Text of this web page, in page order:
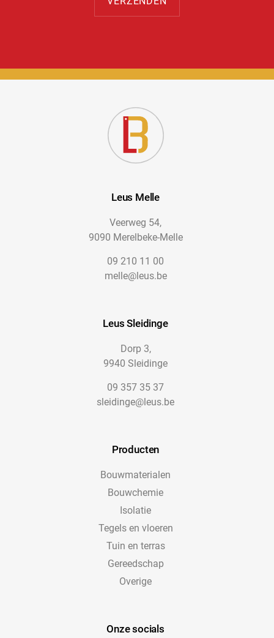
Leus Melle
Veerweg 54,
9090 Merelbeke-Melle
09 210 11 00
melle@leus.be
Leus Sleidinge
Dorp 3,
9940 Sleidinge
09 357 35 37
sleidinge@leus.be
Producten
Bouwmaterialen
Bouwchemie
Isolatie
Tegels en vloeren
Tuin en terras
Gereedschap
Overige
Onze socials